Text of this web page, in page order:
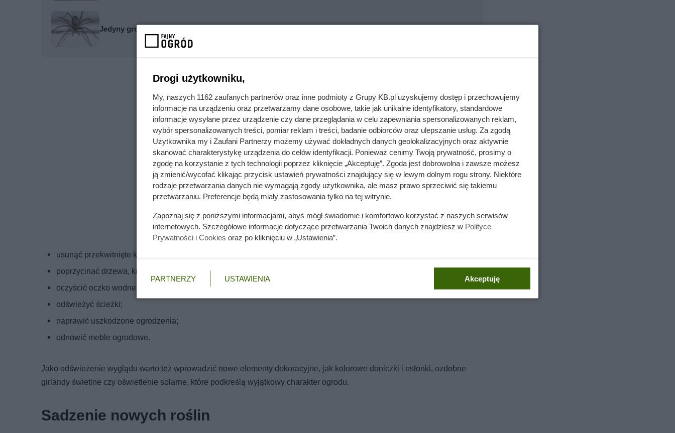
Jedyny groźny pająk w Polsce właśnie wchodzi do domów. Polacy nie wiedzą, jak reagować
usunąć przekwitnięte kwiaty i wyschnięte rośliny;
poprzycinać drzewa, krzewy i żywopłoty;
oczyścić oczko wodne;
odświeżyć ścieżki;
naprawić uszkodzone ogrodzenia;
odnowić meble ogrodowe.
Jako odświeżenie wyglądu warto też wprowadzić nowe elementy dekoracyjne, jak kolorowe doniczki i osłonki, ozdobne
girlandy świetlne czy oświetlenie solarne, które podkreślą wyjątkowy charakter ogrodu.
Sadzenie nowych roślin
Drogi użytkowniku,
My, naszych 1162 zaufanych partnerów oraz inne podmioty z Grupy KB.pl uzyskujemy dostęp i przechowujemy
informacje na urządzeniu oraz przetwarzamy dane osobowe, takie jak unikalne identyfikatory, standardowe
informacje wysyłane przez urządzenie czy dane przeglądania w celu zapewniania spersonalizowanych reklam,
wybór spersonalizowanych treści, pomiar reklam i treści, badanie odbiorców oraz ulepszanie usług. Za zgodą
Użytkownika my i Zaufani Partnerzy możemy używać dokładnych danych geolokalizacyjnych oraz aktywnie
skanować charakterystykę urządzenia do celów identyfikacji. Ponieważ cenimy Twoją prywatność, prosimy o
zgodę na korzystanie z tych technologii poprzez kliknięcie „Akceptuję”. Zgoda jest dobrowolna i zawsze możesz
ją zmienić/wycofać klikając przycisk ustawień prywatności znajdujący się w lewym dolnym rogu strony. Niektóre
rodzaje przetwarzania danych nie wymagają zgody użytkownika, ale masz prawo sprzeciwić się takiemu
przetwarzaniu. Preferencje będą miały zastosowania tylko na tej witrynie.
Zapoznaj się z poniższymi informacjami, abyś mógł świadomie i komfortowo korzystać z naszych serwisów
internetowych. Szczegółowe informacje dotyczące przetwarzania Twoich danych znajdziesz w Polityce
Prywatności i Cookies oraz po kliknięciu w „Ustawienia”.
PARTNERZY USTAWIENIA Akceptuję